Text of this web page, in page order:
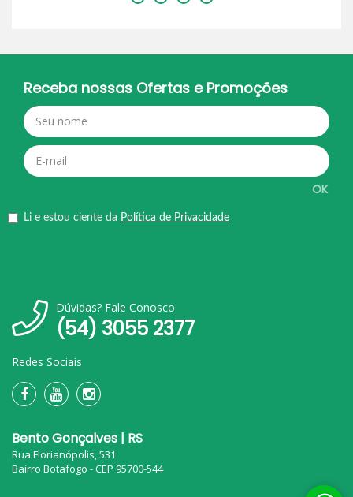
Receba nossas Ofertas e Promoções
OK
Li e estou ciente da Política de Privacidade
Dúvidas? Fale Conosco
(54) 3055 2377
Redes Sociais
Bento Gonçalves | RS
Rua Florianópolis, 531
Bairro Botafogo - CEP 95700-544